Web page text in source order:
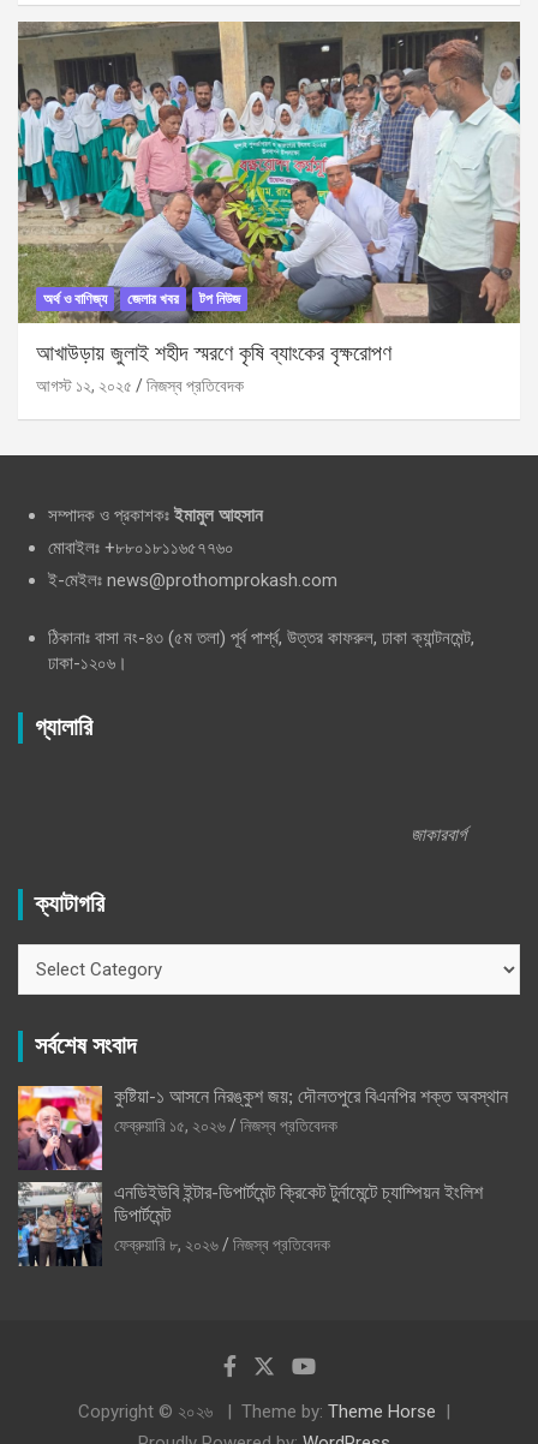
অর্থ ও বাণিজ্য জেলার খবর টপ নিউজ
আখাউড়ায় জুলাই শহীদ স্মরণে কৃষি ব্যাংকের বৃক্ষরোপণ
আগস্ট ১২, ২০২৫ নিজস্ব প্রতিবেদক
সম্পাদক ও প্রকাশকঃ ইমামুল আহসান
মোবাইলঃ +৮৮০১৮১১৬৫৭৭৬০
ই-মেইলঃ news@prothomprokash.com
ঠিকানাঃ বাসা নং-৪৩ (৫ম তলা) পূর্ব পার্শ্ব, উত্তর কাফরুল, ঢাকা ক্যান্টনমেন্ট,
ঢাকা-১২০৬।
গ্যালারি
জাকারবার্গ
ক্যাটাগরি
সর্বশেষ সংবাদ
কুষ্টিয়া-১ আসনে নিরঙ্কুশ জয়; দৌলতপুরে বিএনপির শক্ত অবস্থান
ফেব্রুয়ারি ১৫, ২০২৬
নিজস্ব প্রতিবেদক
এনডিইউবি ইন্টার-ডিপার্টমেন্ট ক্রিকেট টুর্নামেন্টে চ্যাম্পিয়ন ইংলিশ
ডিপার্টমেন্ট
ফেব্রুয়ারি ৮, ২০২৬
নিজস্ব প্রতিবেদক
Copyright © ২০২৬ Theme by: Theme Horse